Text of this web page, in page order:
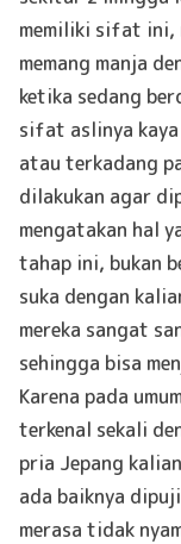
memiliki sifat ini,
memang manja
ketika sedang
sifat aslinya
atau terkadang
dilakukan agar
mengatakan hal
tahap ini, bukan
suka dengan
mereka sangat
sehingga bisa
Karena pada
terkenal sekali
pria Jepang
ada baiknya
merasa tidak